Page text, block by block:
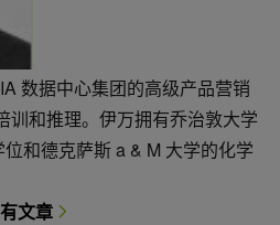
数据中心集团的高级产品营销
训和推理。伊万拥有乔治敦大学
和德克萨斯 a & M 大学的化学
文章